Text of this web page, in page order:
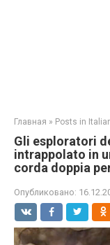
Главная » Posts in
Gli esploratori
intrappolato in
corda doppia
Опубликовано: